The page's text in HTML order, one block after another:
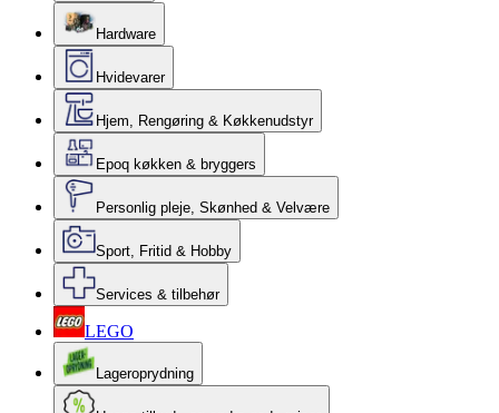
Hardware
Hvidevarer
Hjem, Rengøring & Køkkenudstyr
Epoq køkken & bryggers
Personlig pleje, Skønhed & Velvære
Sport, Fritid & Hobby
Services & tilbehør
LEGO
Lageroprydning